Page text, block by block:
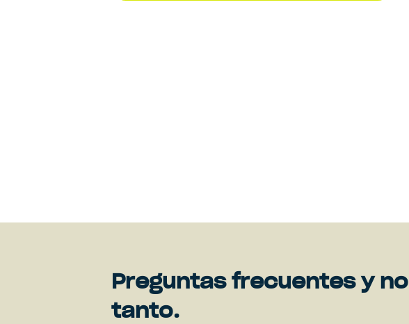
Preguntas frecuentes y no
tanto.